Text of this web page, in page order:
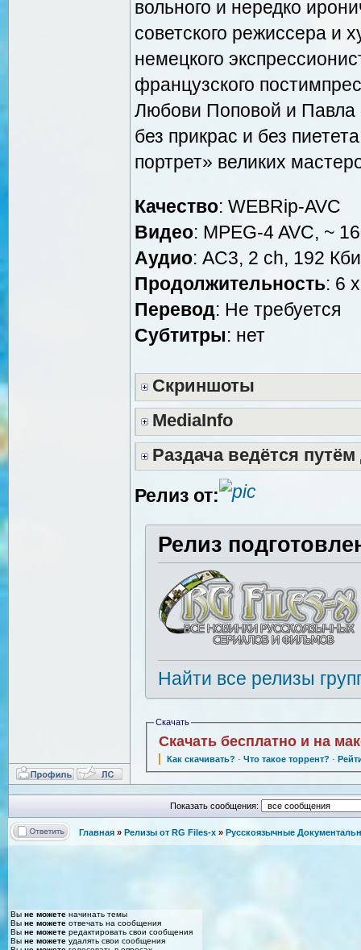
вольного и нередко
советского режиссера и
немецкого
французского
Любови Поповой и Павла
без прикрас и без
портрет» великих
Качество: WEBRip-AVC
Видео: MPEG-4 AVC, ~
Аудио: AC3, 2 ch, 192
Продолжительность: 6
Перевод: Не требуется
Cубтитры: нет
Скриншоты
MediaInfo
Раздача ведётся
Релиз от:
Релиз
Найти все релизы
Скачать
Скачать бесплатно и на
Как скачивать? · Что такое торрент? ·
Показать сообщения:
Главная » Релизы от RG Files-x » Русскоязычные
Вы не можете начинать темы
Вы не можете отвечать на сообщения
Вы не можете редактировать свои сообщения
Вы не можете удалять свои сообщения